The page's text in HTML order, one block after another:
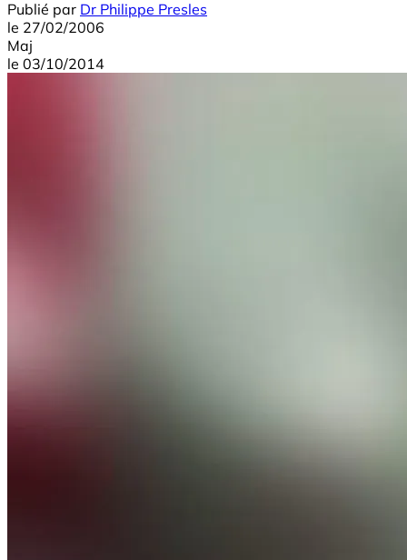
Publié par Dr Philippe Presles
le 27/02/2006
Maj
le 03/10/2014